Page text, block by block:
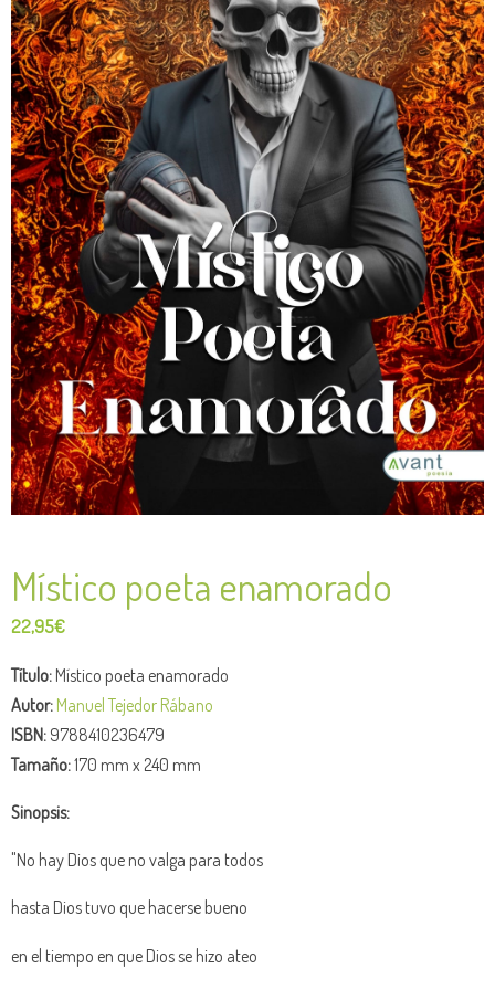
Místico poeta enamorado
22,95€
Título:Místico poeta enamorado
Autor:Manuel Tejedor Rábano
ISBN:9788410236479
Tamaño:170 mm x 240 mm
Sinopsis:
"No hay Dios que no valga para todos
hasta Dios tuvo que hacerse bueno
en el tiempo en que Dios se hizo ateo